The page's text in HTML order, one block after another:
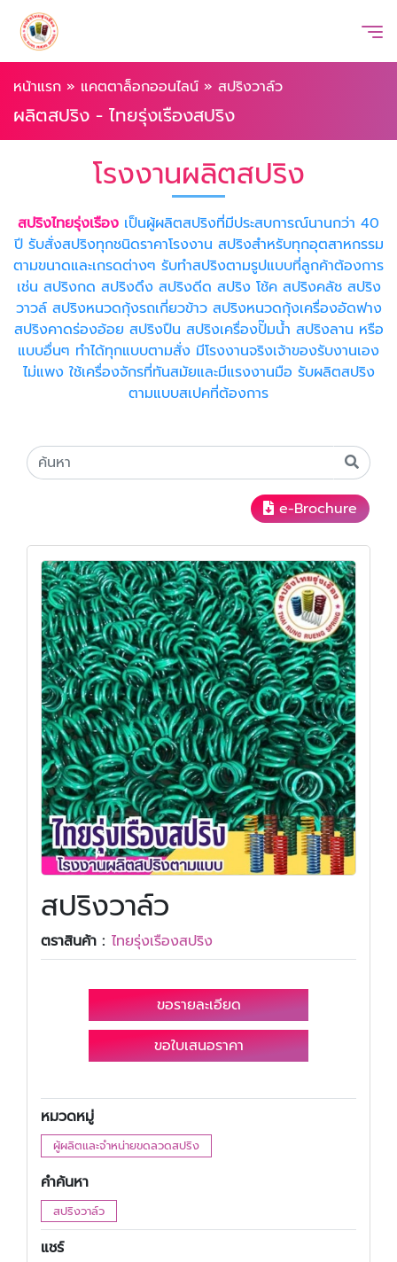
หน้าแรก » แคตตาล็อกออนไลน์ » สปริงวาล์ว
ผลิตสปริง - ไทยรุ่งเรืองสปริง
โรงงานผลิตสปริง
สปริงไทยรุ่งเรือง เป็นผู้ผลิตสปริงที่มีประสบการณ์นานกว่า 40
ปี รับสั่งสปริงทุกชนิดราคาโรงงาน สปริงสำหรับทุกอุตสาหกรรม
ตามขนาดและเกรดต่างๆ รับทำสปริงตามรูปแบบที่ลูกค้าต้องการ
เช่น สปริงกด สปริงดึง สปริงดีด สปริง โช้ค สปริงคลัช สปริง
วาวล์ สปริงหนวดกุ้งรถเกี่ยวข้าว สปริงหนวดกุ้งเครื่องอัดฟาง
สปริงคาดร่องอ้อย สปริงปืน สปริงเครื่องปั๊มน้ำ สปริงลาน หรือ
แบบอื่นๆ ทำได้ทุกแบบตามสั่ง มีโรงงานจริงเจ้าของรับงานเอง
ไม่แพง ใช้เครื่องจักรที่ทันสมัยและมีแรงงานมือ รับผลิตสปริง
ตามแบบสเปคที่ต้องการ
e-Brochure
สปริงวาล์ว
ตราสินค้า : ไทยรุ่งเรืองสปริง
ขอรายละเอียด
ขอใบเสนอราคา
หมวดหมู่
ผู้ผลิตและจำหน่ายขดลวดสปริง
คำค้นหา
สปริงวาล์ว
แชร์